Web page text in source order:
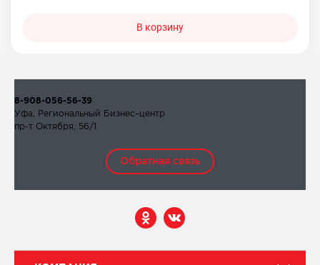
В корзину
8-908-056-56-39
Уфа, Региональный Бизнес–центр
пр-т Октября, 56/1
Обратная связь